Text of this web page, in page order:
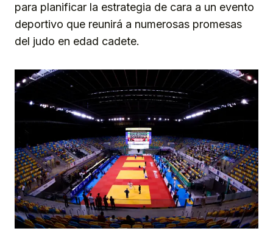
para planificar la estrategia de cara a un evento
deportivo que reunirá a numerosas promesas
del judo en edad cadete.